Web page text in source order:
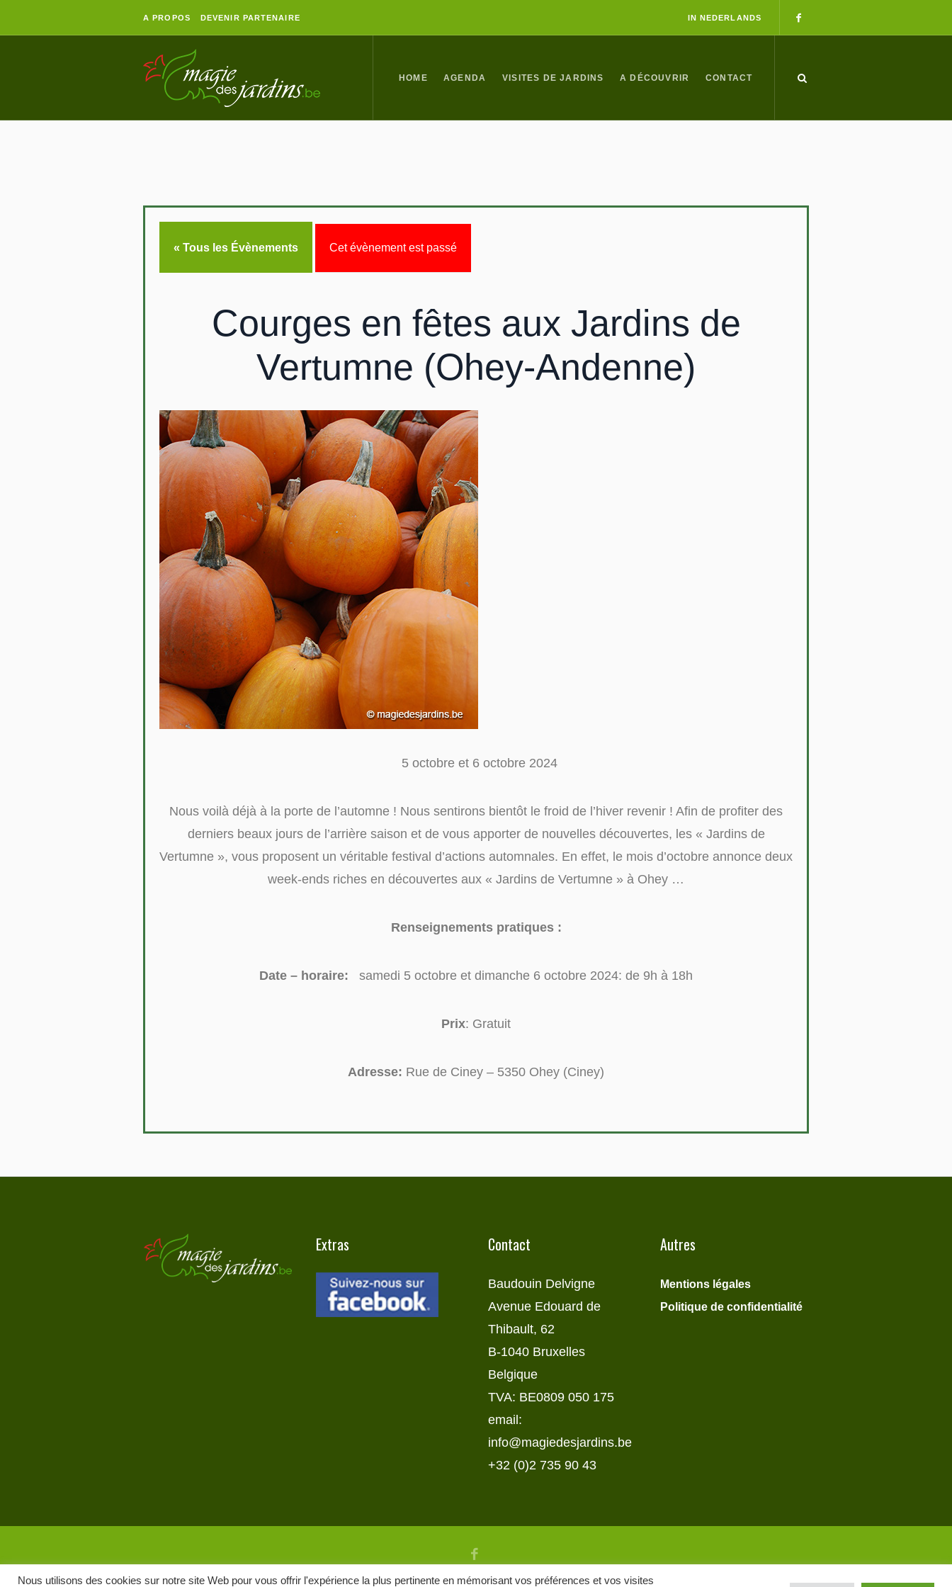
A PROPOS DEVENIR PARTENAIRE IN NEDERLANDS
HOME AGENDA VISITES DE JARDINS A DÉCOUVRIR CONTACT
« Tous les Évènements Cet évènement est passé
Courges en fêtes aux Jardins de
Vertumne (Ohey-Andenne)
5 octobre et 6 octobre 2024
Nous voilà déjà à la porte de l’automne ! Nous sentirons bientôt le froid de l’hiver revenir ! Afin de profiter des
derniers beaux jours de l’arrière saison et de vous apporter de nouvelles découvertes, les « Jardins de
Vertumne », vous proposent un véritable festival d’actions automnales. En effet, le mois d’octobre annonce deux
week-ends riches en découvertes aux « Jardins de Vertumne » à Ohey …
Renseignements pratiques :
Date – horaire: samedi 5 octobre et dimanche 6 octobre 2024: de 9h à 18h
Prix: Gratuit
Adresse: Rue de Ciney – 5350 Ohey (Ciney)
Extras Contact
Baudouin Delvigne
Avenue Edouard de
Thibault, 62
B-1040 Bruxelles
Belgique
TVA: BE0809 050 175
email:
info@magiedesjardins.be
+32 (0)2 735 90 43
Autres
Mentions légales
Politique de confidentialité
Nous utilisons des cookies sur notre site Web pour vous offrir l'expérience la plus pertinente en mémorisant vos préférences et vos visites